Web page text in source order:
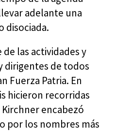
adelante una
disociada.
las actividades y
dirigentes de todos
Fuerza Patria. En
hicieron recorridas
encabezó
por los nombres más